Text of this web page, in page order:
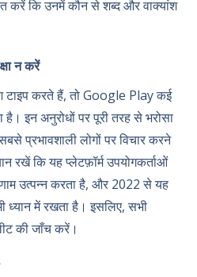
करें कि उनमें कौन से शब्द और वाक्यांश
न करें
टाइप करते हैं, तो Google Play कई
इन अनुरोधों पर पूरी तरह से भरोसा
प्रभावशाली लोगों पर विचार करने
रखें कि यह प्लेटफ़ॉर्म उपयोगकर्ताओं
उत्पन्न करता है, और 2022 से यह
ध्यान में रखता है। इसलिए, सभी
की जाँच करें।